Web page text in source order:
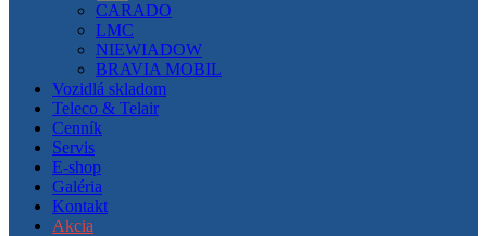
CARADO
LMC
NIEWIADOW
BRAVIA MOBIL
Vozidlá skladom
Teleco & Telair
Cenník
Servis
E-shop
Galéria
Kontakt
Akcia